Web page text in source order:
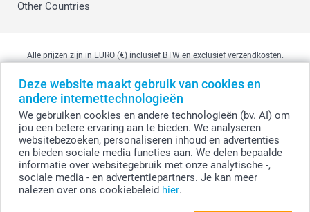
Deze website maakt gebruik van cookies en
andere internettechnologieën
We gebruiken cookies en andere technologieën (bv. AI) om
jou een betere ervaring aan te bieden. We analyseren
websitebezoeken, personaliseren inhoud en advertenties
en bieden sociale media functies aan. We delen bepaalde
informatie over websitegebruik met onze analytische -,
sociale media - en advertentiepartners. Je kan meer
nalezen over ons cookiebeleid hier.
Other Countries
© smartphoto group. Alle rechten voorbehouden
smartphoto group NV.
Kwatrechtsteenweg 160, 9230 Wetteren, België
BTW-nummer BE 0405.706.755
Ondernemingsnummer 0405.706.755.
Bankgegevens: IBAN BE71 2850 2711 5569 - BIC: GEBABEBB
Alle prijzen zijn in EURO (€) inclusief BTW en exclusief verzendkosten.